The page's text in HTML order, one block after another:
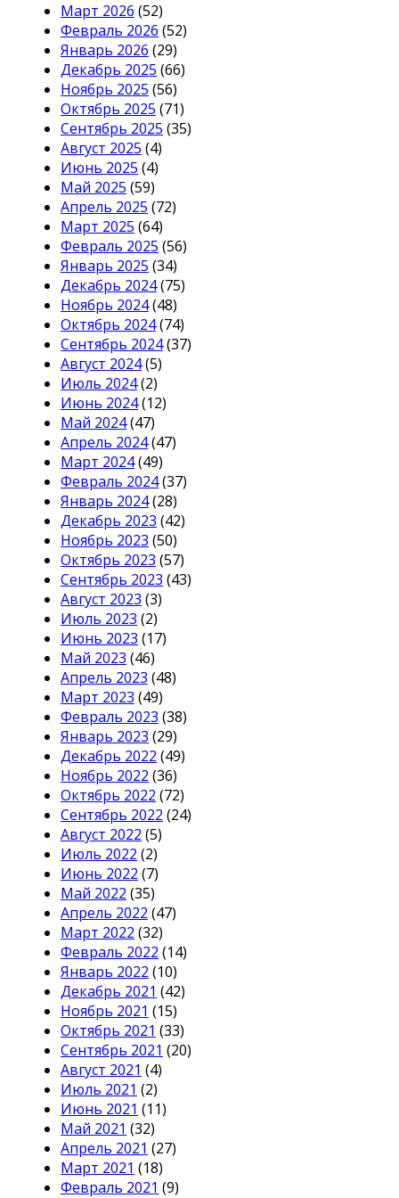
Март 2026 (52)
Февраль 2026 (52)
Январь 2026 (29)
Декабрь 2025 (66)
Ноябрь 2025 (56)
Октябрь 2025 (71)
Сентябрь 2025 (35)
Август 2025 (4)
Июнь 2025 (4)
Май 2025 (59)
Апрель 2025 (72)
Март 2025 (64)
Февраль 2025 (56)
Январь 2025 (34)
Декабрь 2024(75)
Ноябрь 2024(48)
Октябрь 2024(74)
Сентябрь 2024(37)
Август 2024(5)
Июль 2024(2)
Июнь 2024(12)
Май 2024(47)
Апрель 2024(47)
Март 2024(49)
Февраль 2024(37)
Январь 2024(28)
Декабрь 2023 (42)
Ноябрь 2023 (50)
Октябрь 2023 (57)
Сентябрь 2023 (43)
Август 2023 (3)
Июль 2023 (2)
Июнь 2023 (17)
Май 2023 (46)
Апрель 2023 (48)
Март 2023 (49)
Февраль 2023 (38)
Январь 2023 (29)
Декабрь 2022 (49)
Ноябрь 2022 (36)
Октябрь 2022 (72)
Сентябрь 2022 (24)
Август 2022 (5)
Июль 2022 (2)
Июнь 2022 (7)
Май 2022 (35)
Апрель 2022 (47)
Март 2022 (32)
Февраль 2022 (14)
Январь 2022 (10)
Декабрь 2021 (42)
Ноябрь 2021 (15)
Октябрь 2021 (33)
Сентябрь 2021 (20)
Август 2021 (4)
Июль 2021 (2)
Июнь 2021 (11)
Май 2021 (32)
Апрель 2021 (27)
Март 2021 (18)
Февраль 2021 (9)